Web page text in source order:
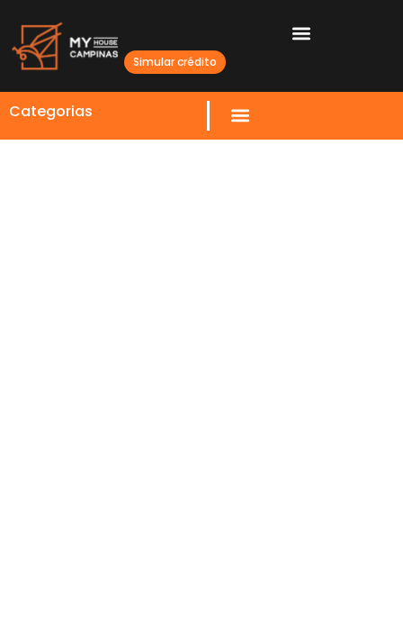
Simular crédito
Categorias